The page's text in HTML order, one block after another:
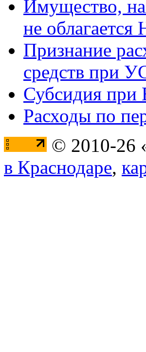
Имущество,
не
Признание
средств при
Субсидия
Расходы по
© 2010-26
в Краснодаре,